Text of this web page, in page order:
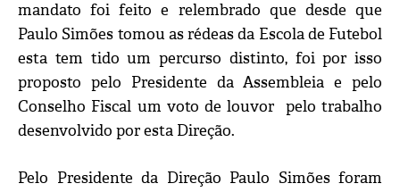
mandato foi feito e relembrado que desde que
Paulo Simões tomou as rédeas da Escola de Futebol
esta tem tido um percurso distinto, foi por isso
proposto pelo Presidente da Assembleia e pelo
Conselho Fiscal um voto de louvor pelo trabalho
desenvolvido por esta Direção.
Pelo Presidente da Direção Paulo Simões foram